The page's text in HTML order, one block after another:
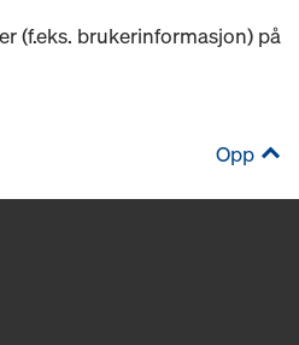
(f.eks. brukerinformasjon) på
Opp